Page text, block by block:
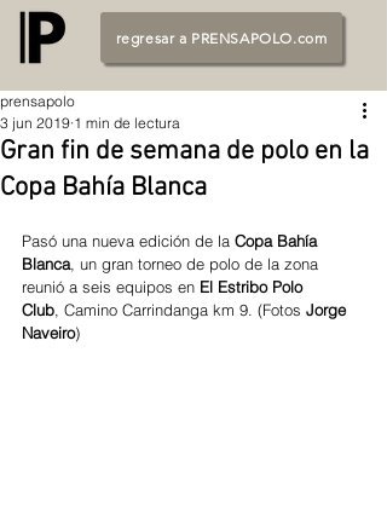
regresar a PRENSAPOLO.com
Gran fin de semana de polo en la
Copa Bahía Blanca
prensapolo
3 jun 2019 1 min de lectura
Pasó una nueva edición de la Copa Bahía
Blanca, un gran torneo de polo de la zona
reunió a seis equipos en El Estribo Polo
Club, Camino Carrindanga km 9. (Fotos Jorge
Naveiro)